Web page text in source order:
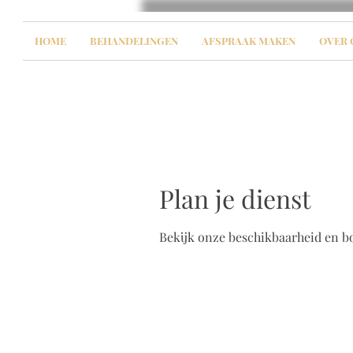
HOME BEHANDELINGEN AFSPRAAK MAKEN OVER
Plan je dienst
Bekijk onze beschikbaarheid en